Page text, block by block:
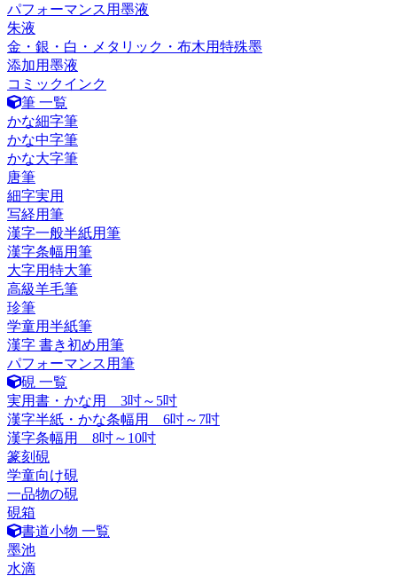
パフォーマンス用墨液
朱液
金・銀・白・メタリック・布木用特殊墨
添加用墨液
コミックインク
筆 一覧
かな細字筆
かな中字筆
かな大字筆
唐筆
細字実用
写経用筆
漢字一般半紙用筆
漢字条幅用筆
大字用特大筆
高級羊毛筆
珍筆
学童用半紙筆
漢字 書き初め用筆
パフォーマンス用筆
硯 一覧
実用書・かな用 3吋～5吋
漢字半紙・かな条幅用 6吋～7吋
漢字条幅用 8吋～10吋
篆刻硯
学童向け硯
一品物の硯
硯箱
書道小物 一覧
墨池
水滴